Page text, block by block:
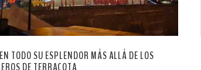
TODO SU ESPLENDOR MÁS ALLÁ DE LOS